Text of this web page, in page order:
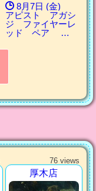
8月7日 (金)
アピスト アガシ
ジ ファイヤーレ
ッド ペア …
76 views
厚木店